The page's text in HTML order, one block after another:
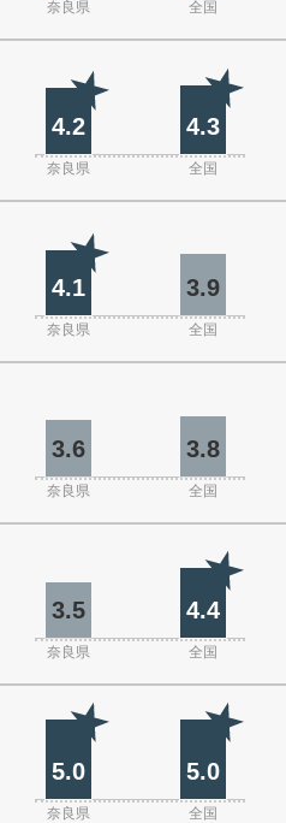
奈良県 全国
4.2 4.3
奈良県 全国
4.1 3.9
奈良県 全国
3.6 3.8
奈良県 全国
3.5 4.4
奈良県 全国
5.0 5.0
奈良県 全国